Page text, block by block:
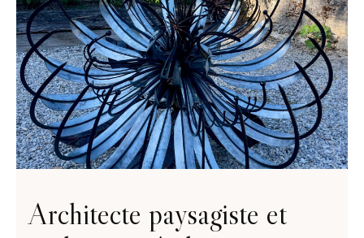
Architecte paysagiste et